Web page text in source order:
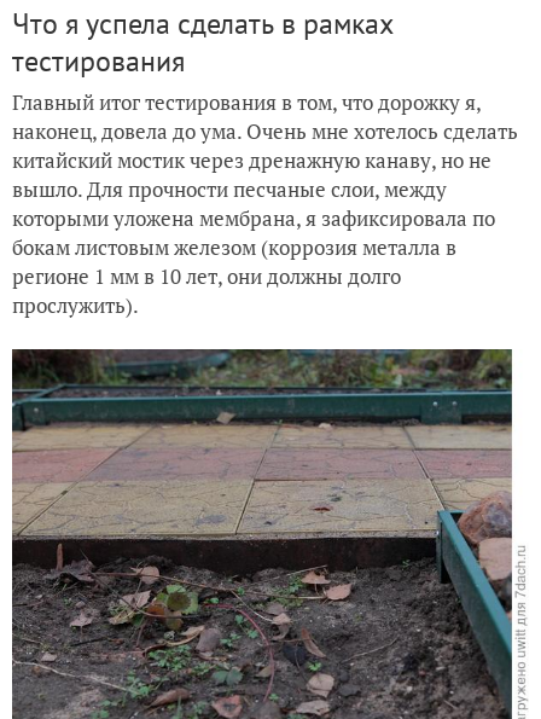
Что я успела сделать в рамках
тестирования
Главный итог тестирования в том, что дорожку я,
наконец, довела до ума. Очень мне хотелось сделать
китайский мостик через дренажную канаву, но не
вышло. Для прочности песчаные слои, между
которыми уложена мембрана, я зафиксировала по
бокам листовым железом (коррозия металла в
регионе 1 мм в 10 лет, они должны долго
прослужить).